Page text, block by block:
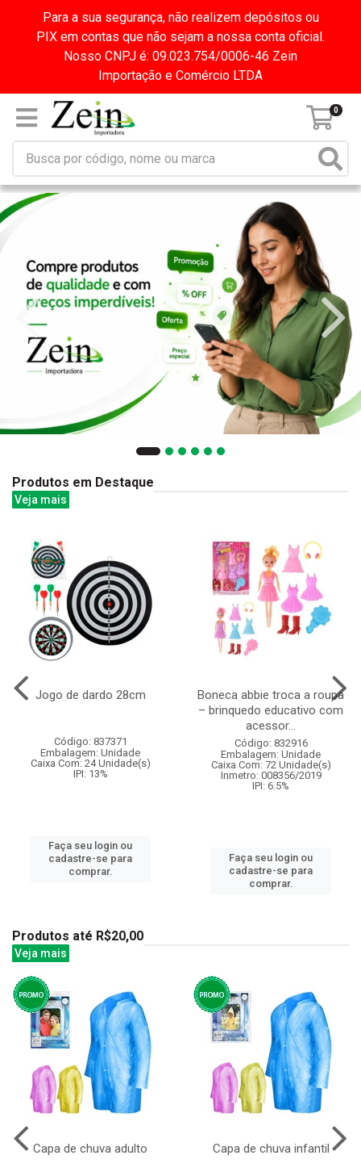
Para a sua segurança, não realizem depósitos ou
PIX em contas que não sejam a nossa conta oficial.
Nosso CNPJ é: 09.023.754/0006-46 Zein
Importação e Comércio LTDA
0
Produtos em Destaque
Veja mais
Jogo de dardo 28cm
Código: 837371
Embalagem: Unidade
Caixa Com: 24 Unidade(s)
IPI: 13%
Faça seu login ou
cadastre-se para
comprar.
Boneca abbie troca a roupa
– brinquedo educativo com
acessor...
Código: 832916
Embalagem: Unidade
Caixa Com: 72 Unidade(s)
Inmetro: 008356/2019
IPI: 6.5%
Faça seu login ou
cadastre-se para
comprar.
Produtos até R$20,00
Veja mais
Capa de chuva adulto Capa de chuva infantil